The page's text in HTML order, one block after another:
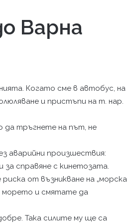
Варна
Когато сме в автобус, на
и пристъпи на т. нар.
да тръгнете на път, не
аварийни произшествия:
справяне с кинетозата.
от възникване на „морска
морето и смятате да
Така силите му ще са